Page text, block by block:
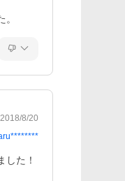
2018/8/20
した！